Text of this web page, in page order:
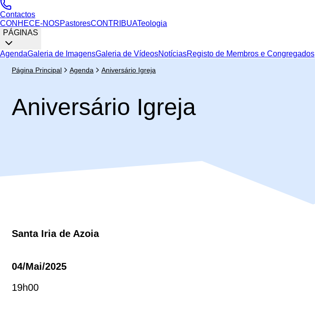
Contactos
CONHECE-NOSPastoresCONTRIBUATeologia
PÁGINAS
AgendaGaleria de ImagensGaleria de VídeosNotíciasRegisto de Membros e Congregados
Página Principal Agenda Aniversário Igreja
Aniversário Igreja
Santa Iria de Azoia
04/mai/2025
19h00